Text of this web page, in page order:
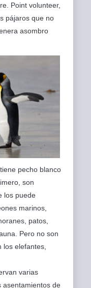
Point volunteer,
pájaros que no
asombro
pecho blanco
son
los puede
marinos,
patos,
Pero no son
los elefantes,
varias
asentamientos de